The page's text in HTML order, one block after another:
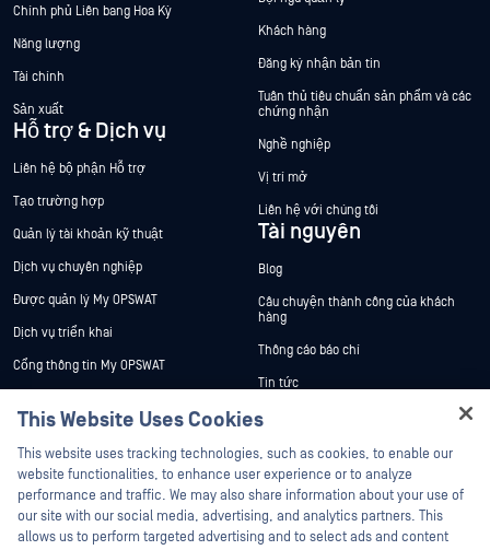
Chính phủ Liên bang Hoa Kỳ
Năng lượng
Tài chính
Sản xuất
Hỗ trợ & Dịch vụ
Liên hệ bộ phận Hỗ trợ
Tạo trường hợp
Quản lý tài khoản kỹ thuật
Dịch vụ chuyên nghiệp
Được quản lý My OPSWAT
Dịch vụ triển khai
Cổng thông tin My OPSWAT
Chương trình Xử lý Lỗ hổng Bảo mật
Đối tác
Chứng nhận
Khách hàng
Đăng ký nhận bản tin
Tuân thủ tiêu chuẩn sản phẩm và các
chứng nhận
Nghề nghiệp
Vị trí mở
Liên hệ với chúng tôi
Tài nguyên
Blog
Câu chuyện thành công của khách
hàng
Thông cáo báo chí
Tin tức
Sự kiện
Hội thảo trên trực tuyến
Datasheets
White Papers
This Website Uses Cookies
This website uses tracking technologies, such as cookies, to enable our
website functionalities, to enhance user experience or to analyze
performance and traffic. We may also share information about your use of
our site with our social media, advertising, and analytics partners. This
allows us to perform targeted advertising and to select ads and content
Hey there!
I'm Ozzy, your OPSWAT virtual assistant.
How can I help you secure what's critical
today?